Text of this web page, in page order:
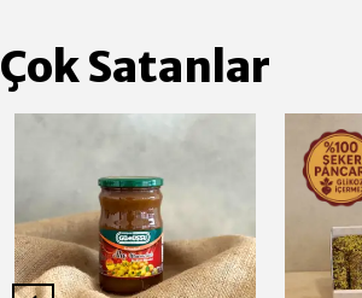
Çok Satanlar